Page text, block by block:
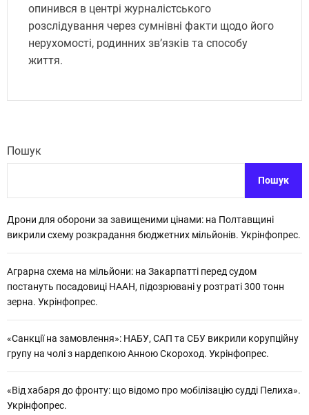
опинився в центрі журналістського
розслідування через сумнівні факти щодо його
нерухомості, родинних зв’язків та способу
життя.
Пошук
Пошук
Дрони для оборони за завищеними цінами: на Полтавщині
викрили схему розкрадання бюджетних мільйонів. Укрінфопрес.
Аграрна схема на мільйони: на Закарпатті перед судом
постануть посадовиці НААН, підозрювані у розтраті 300 тонн
зерна. Укрінфопрес.
«Санкції на замовлення»: НАБУ, САП та СБУ викрили корупційну
групу на чолі з нардепкою Анною Скороход. Укрінфопрес.
«Від хабаря до фронту: що відомо про мобілізацію судді Пелиха».
Укрінфопрес.